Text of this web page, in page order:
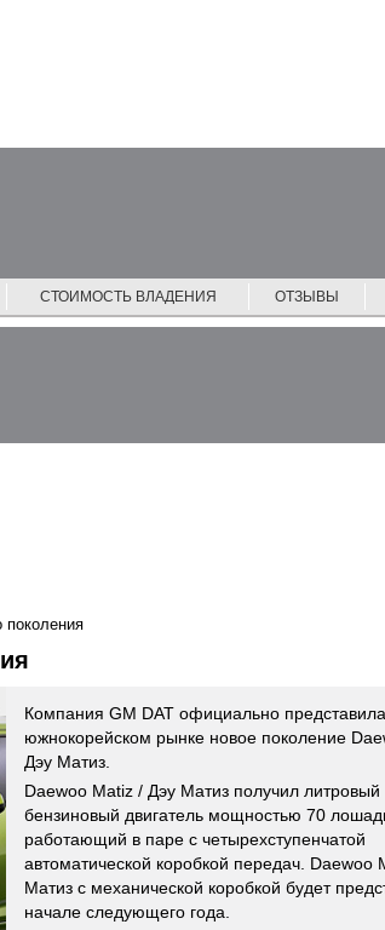
СТОИМОСТЬ ВЛАДЕНИЯ ОТЗЫВЫ
поколения
Компания GM DAT официально
южнокорейском рынке новое поколение
Дэу Матиз.
Daewoo Matiz / Дэу Матиз получил литровый
бензиновый двигатель мощностью 70
работающий в паре с четырехступенчатой
автоматической коробкой передач. Daewoo
Матиз с механической коробкой будет
начале следующего года.